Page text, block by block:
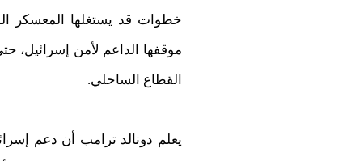
خطوات قد يستغلها المعسكر
موقفها الداعم لأمن إسرائيل،
القطاع الساحلي.
يعلم دونالد ترامب أن دعم